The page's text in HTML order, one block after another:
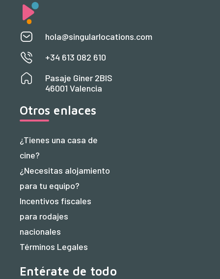
hola@singularlocations.com
+34 613 082 610
Pasaje Giner 2BIS
46001 Valencia
Otros enlaces
¿Tienes una casa de
cine?
¿Necesitas alojamiento
para tu equipo?
Incentivos fiscales
para rodajes
nacionales
Términos Legales
Entérate de todo